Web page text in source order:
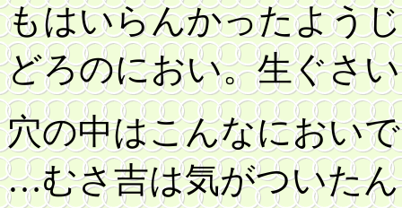
もはいらんかったよう
どろのにおい。生ぐさ
穴の中はこんなにおい
…むさ吉は気がついた